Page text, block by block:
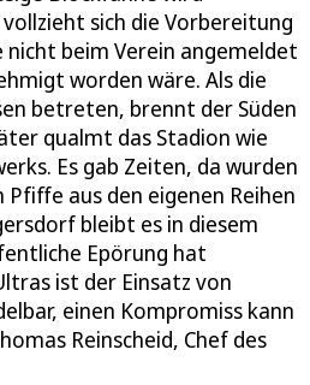
sich die Vorbereitung
beim Verein angemeldet
worden wäre. Als die
betreten, brennt der Süden
qualmt das Stadion wie
Es gab Zeiten, da wurden
aus den eigenen Reihen
bleibt es in diesem
Epörung hat
ist der Einsatz von
einen Kompromiss kann
Reinscheid, Chef des